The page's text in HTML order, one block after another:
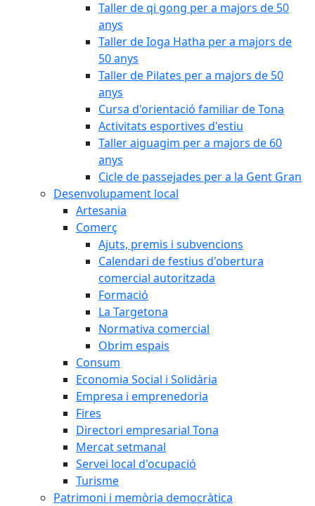
Taller de qi gong per a majors de 50
anys
Taller de Ioga Hatha per a majors de
50 anys
Taller de Pilates per a majors de 50
anys
Cursa d'orientació familiar de Tona
Activitats esportives d'estiu
Taller aiguagim per a majors de 60
anys
Cicle de passejades per a la Gent Gran
Desenvolupament local
Artesania
Comerç
Ajuts, premis i subvencions
Calendari de festius d'obertura
comercial autoritzada
Formació
La Targetona
Normativa comercial
Obrim espais
Consum
Economia Social i Solidària
Empresa i emprenedoria
Fires
Directori empresarial Tona
Mercat setmanal
Servei local d'ocupació
Turisme
Patrimoni i memòria democràtica